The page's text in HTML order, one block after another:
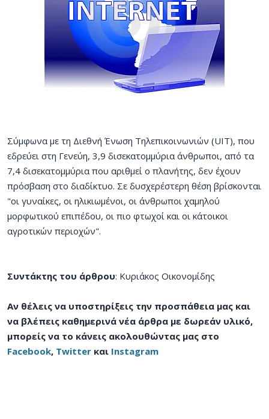
Σύμφωνα με τη Διεθνή Ένωση Τηλεπικοινωνιών (UIT), που
εδρεύει στη Γενεύη, 3,9 δισεκατομμύρια άνθρωποι, από τα
7,4 δισεκατομμύρια που αριθμεί ο πλανήτης, δεν έχουν
πρόσβαση στο διαδίκτυο. Σε δυσχερέστερη θέση βρίσκονται
"οι γυναίκες, οι ηλικιωμένοι, οι άνθρωποι χαμηλού
μορφωτικού επιπέδου, οι πιο φτωχοί και οι κάτοικοι
αγροτικών περιοχών".
Συντάκτης του άρθρου: Κυριάκος Οικονομίδης
Αν θέλεις να υποστηρίξεις την προσπάθεια μας και
να βλέπεις καθημερινά νέα άρθρα με δωρεάν υλικό,
μπορείς να το κάνεις ακολουθώντας μας στο
Facebook, Twitter και Instagram